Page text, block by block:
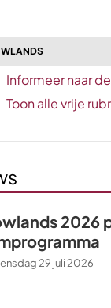
Informeer naar
Toon alle vrije
2026
29 juli 2026